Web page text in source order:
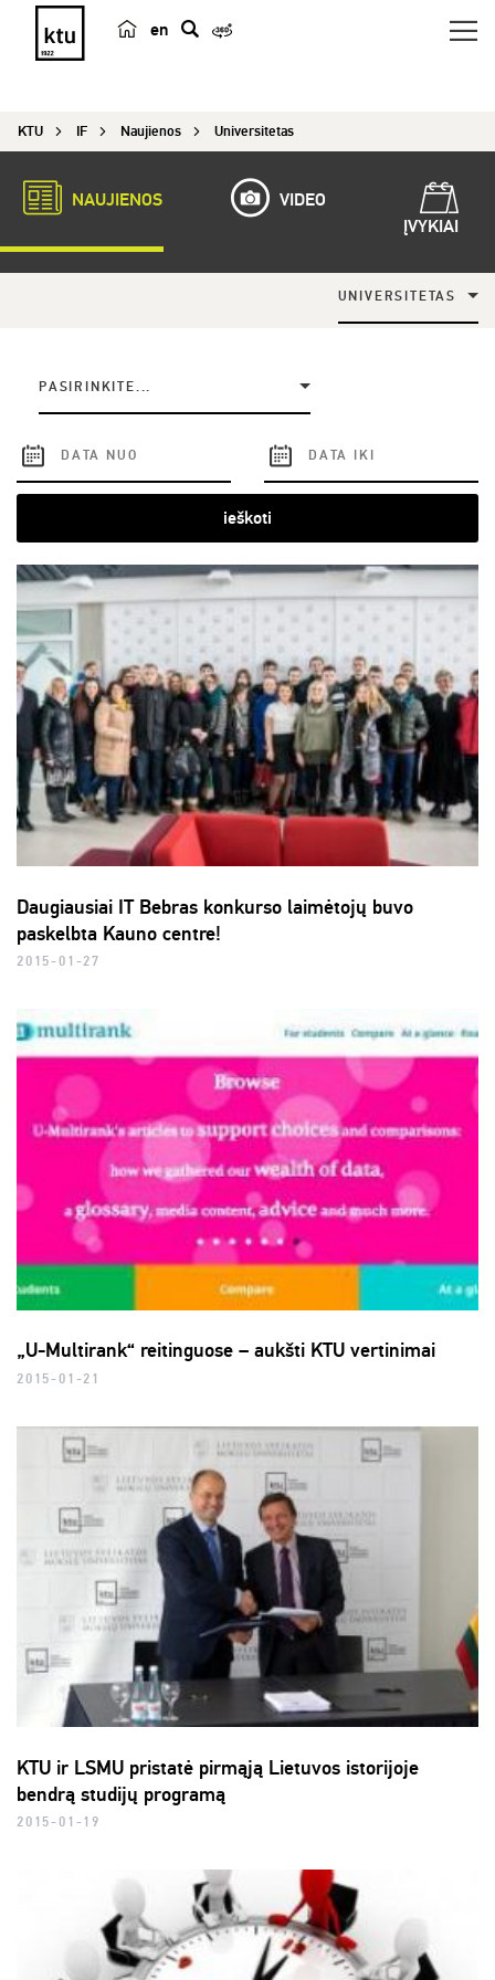
en
e
KTU IF Naujienos Universitetas
NAUJIENOS
VIDEO
ĮVYKIAI
UNIVERSITETAS
PASIRINKITE...
ieškoti
Daugiausiai IT Bebras konkurso laimėtojų buvo
paskelbta Kauno centre!
2015-01-27
„U-Multirank“ reitinguose – aukšti KTU vertinimai
2015-01-21
KTU ir LSMU pristatė pirmąją Lietuvos istorijoje
bendrą studijų programą
2015-01-19